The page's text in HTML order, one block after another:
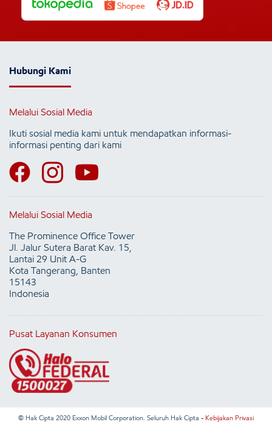
Hubungi Kami
Melalui Sosial Media
Ikuti sosial media kami untuk mendapatkan informasi-
informasi penting dari kami
Melalui Sosial Media
The Prominence Office Tower
Jl. Jalur Sutera Barat Kav. 15,
Lantai 29 Unit A-G
Kota Tangerang, Banten
15143
Indonesia
Pusat Layanan Konsumen
© Hak Cipta 2020 Exxon Mobil Corporation. Seluruh Hak Cipta - Kebijakan Privasi